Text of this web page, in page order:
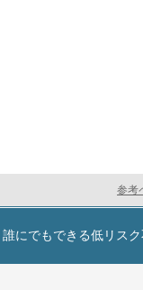
参考
誰にでもできる低リス